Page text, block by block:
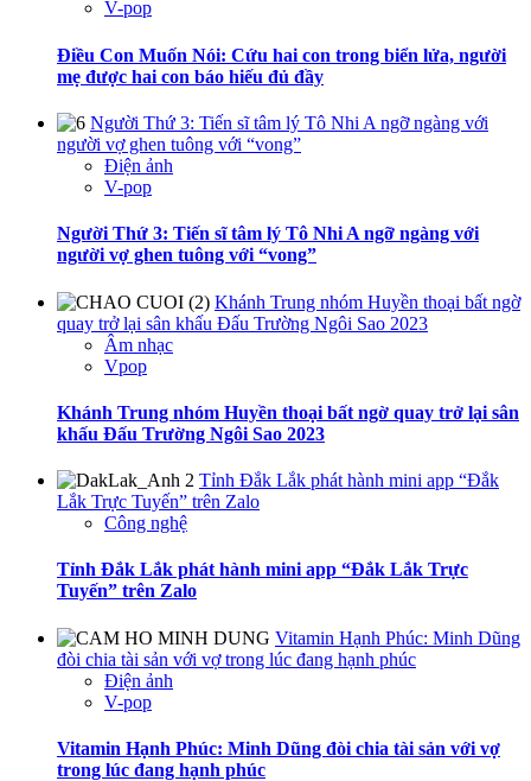
V-pop
Điều Con Muốn Nói: Cứu hai con trong biển lửa, người
mẹ được hai con báo hiếu đủ đầy
Người Thứ 3: Tiến sĩ tâm lý Tô Nhi A ngỡ ngàng với
người vợ ghen tuông với “vong”
Điện ảnh
V-pop
Người Thứ 3: Tiến sĩ tâm lý Tô Nhi A ngỡ ngàng với
người vợ ghen tuông với “vong”
Khánh Trung nhóm Huyền thoại bất ngờ
quay trở lại sân khấu Đấu Trường Ngôi Sao 2023
Âm nhạc
Vpop
Khánh Trung nhóm Huyền thoại bất ngờ quay trở lại sân
khấu Đấu Trường Ngôi Sao 2023
Tỉnh Đắk Lắk phát hành mini app “Đắk
Lắk Trực Tuyến” trên Zalo
Công nghệ
Tỉnh Đắk Lắk phát hành mini app “Đắk Lắk Trực
Tuyến” trên Zalo
Vitamin Hạnh Phúc: Minh Dũng
đòi chia tài sản với vợ trong lúc đang hạnh phúc
Điện ảnh
V-pop
Vitamin Hạnh Phúc: Minh Dũng đòi chia tài sản với vợ
trong lúc đang hạnh phúc